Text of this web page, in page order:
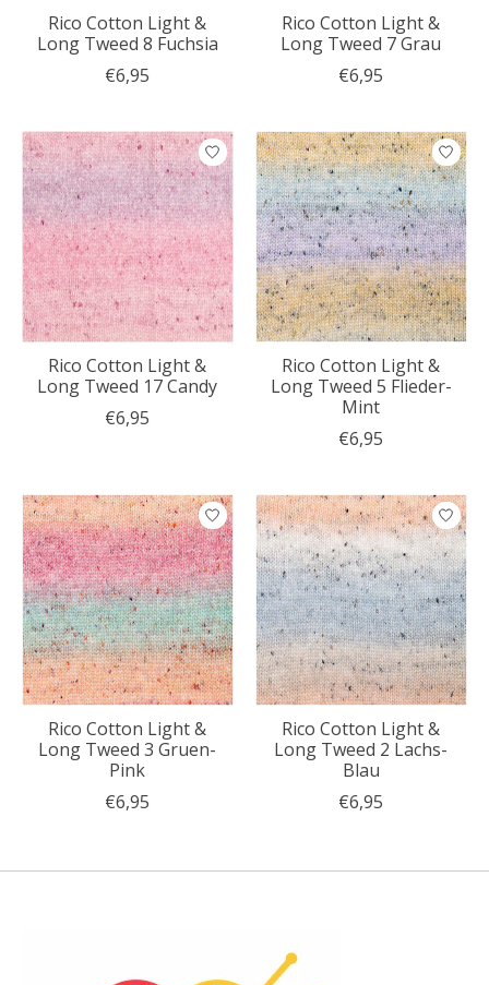
Rico Cotton Light &
Long Tweed 8 Fuchsia
€6,95
Rico Cotton Light &
Long Tweed 7 Grau
€6,95
Rico Cotton Light &
Long Tweed 17 Candy
€6,95
Rico Cotton Light &
Long Tweed 5 Flieder-
Mint
€6,95
Rico Cotton Light &
Long Tweed 3 Gruen-
Pink
€6,95
Rico Cotton Light &
Long Tweed 2 Lachs-
Blau
€6,95